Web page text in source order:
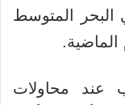
البحر المتوسط
عند محاولات